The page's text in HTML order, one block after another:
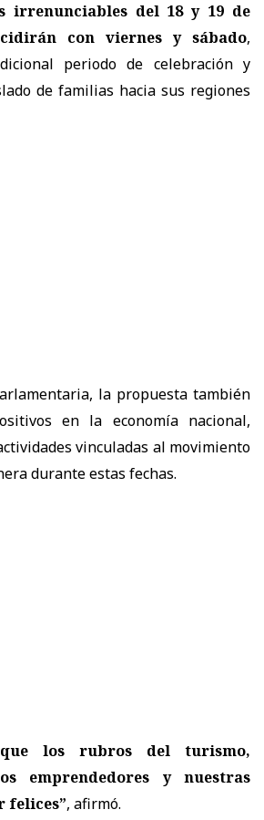
irrenunciables del 18 y 19 de
con viernes y sábado,
periodo de celebración y
de familias hacia sus regiones
la propuesta también
en la economía nacional,
vinculadas al movimiento
durante estas fechas.
que los rubros del turismo,
emprendedores y nuestras
felices”, afirmó.